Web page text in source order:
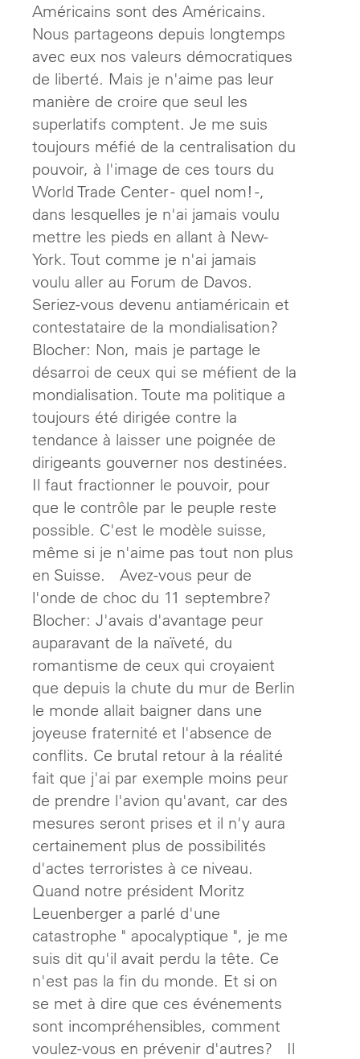
Américains sont des Américains.
Nous partageons depuis longtemps
avec eux nos valeurs démocratiques
de liberté. Mais je n'aime pas leur
manière de croire que seul les
superlatifs comptent. Je me suis
toujours méfié de la centralisation du
pouvoir, à l'image de ces tours du
World Trade Center - quel nom! -,
dans lesquelles je n'ai jamais voulu
mettre les pieds en allant à New-
York. Tout comme je n'ai jamais
voulu aller au Forum de Davos.
Seriez-vous devenu antiaméricain et
contestataire de la mondialisation?
Blocher: Non, mais je partage le
désarroi de ceux qui se méfient de la
mondialisation. Toute ma politique a
toujours été dirigée contre la
tendance à laisser une poignée de
dirigeants gouverner nos destinées.
Il faut fractionner le pouvoir, pour
que le contrôle par le peuple reste
possible. C'est le modèle suisse,
même si je n'aime pas tout non plus
en Suisse. Avez-vous peur de
l'onde de choc du 11 septembre?
Blocher: J'avais d'avantage peur
auparavant de la naïveté, du
romantisme de ceux qui croyaient
que depuis la chute du mur de Berlin
le monde allait baigner dans une
joyeuse fraternité et l'absence de
conflits. Ce brutal retour à la réalité
fait que j'ai par exemple moins peur
de prendre l'avion qu'avant, car des
mesures seront prises et il n'y aura
certainement plus de possibilités
d'actes terroristes à ce niveau.
Quand notre président Moritz
Leuenberger a parlé d'une
catastrophe " apocalyptique ", je me
suis dit qu'il avait perdu la tête. Ce
n'est pas la fin du monde. Et si on
se met à dire que ces événements
sont incompréhensibles, comment
voulez-vous en prévenir d'autres? Il